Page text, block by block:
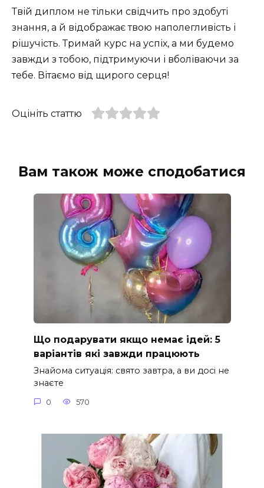
Твій диплом не тільки свідчить про здобуті
знання, а й відображає твою наполегливість і
рішучість. Тримай курс на успіх, а ми будемо
завжди з тобою, підтримуючи і вболіваючи за
тебе. Вітаємо від щирого серця!
Оцініть статтю
Вам також може сподобатися
Що подарувати якщо немає ідей: 5
варіантів які завжди працюють
Знайома ситуація: свято завтра, а ви досі не
знаєте
0 570